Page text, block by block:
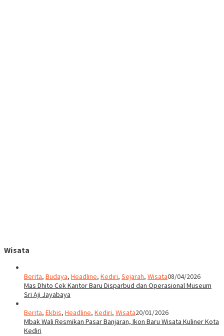
Wisata
Berita, Budaya, Headline, Kediri, Sejarah, Wisata08/04/2026
Mas Dhito Cek Kantor Baru Disparbud dan Operasional Museum
Sri Aji Jayabaya
Berita, Ekbis, Headline, Kediri, Wisata20/01/2026
Mbak Wali Resmikan Pasar Banjaran, Ikon Baru Wisata Kuliner Kota
Kediri